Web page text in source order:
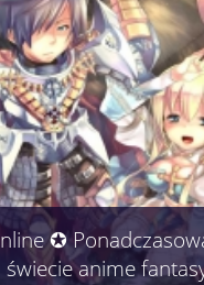
✪
świecie anime